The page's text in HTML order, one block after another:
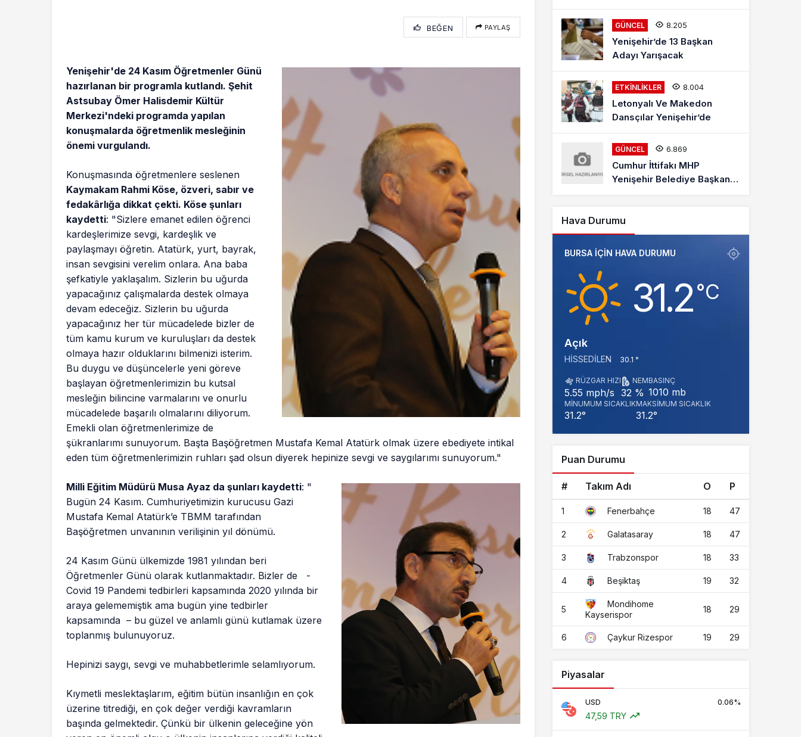
BEĞEN PAYLAŞ
Yenişehir'de 24 Kasım Öğretmenler Günü
hazırlanan bir programla kutlandı. Şehit
Astsubay Ömer Halisdemir Kültür
Merkezi'ndeki programda yapılan
konuşmalarda öğretmenlik mesleğinin
önemi vurgulandı.
Konuşmasında öğretmenlere seslenen
Kaymakam Rahmi Köse, özveri, sabır ve
fedakârlığa dikkat çekti. Köse şunları
kaydetti: "Sizlere emanet edilen öğrenci
kardeşlerimize sevgi, kardeşlik ve
paylaşmayı öğretin. Atatürk, yurt, bayrak,
insan sevgisini verelim onlara. Ana baba
şefkatiyle yaklaşalım. Sizlerin bu uğurda
yapacağınız çalışmalarda destek olmaya
devam edeceğiz. Sizlerin bu uğurda
yapacağınız her tür mücadelede bizler de
tüm kamu kurum ve kuruluşları da destek
olmaya hazır olduklarını bilmenizi isterim.
Bu duygu ve düşüncelerle yeni göreve
başlayan öğretmenlerimizin bu kutsal
mesleğin bilincine varmalarını ve onurlu
mücadelede başarılı olmalarını diliyorum.
Emekli olan öğretmenlerimize de
şükranlarımı sunuyorum. Başta Başöğretmen Mustafa Kemal Atatürk olmak üzere ebediyete intikal
eden tüm öğretmenlerimizin ruhları şad olsun diyerek hepinize sevgi ve saygılarımı sunuyorum."
Milli Eğitim Müdürü Musa Ayaz da şunları kaydetti: "
Bugün 24 Kasım. Cumhuriyetimizin kurucusu Gazi
Mustafa Kemal Atatürk’e TBMM tarafından
Başöğretmen unvanının verilişinin yıl dönümü.
​24 Kasım Günü ülkemizde 1981 yılından beri
Öğretmenler Günü olarak kutlanmaktadır. Bizler de -
Covid 19 Pandemi tedbirleri kapsamında 2020 yılında bir
araya gelememiştik ama bugün yine tedbirler
kapsamında – bu güzel ve anlamlı günü kutlamak üzere
toplanmış bulunuyoruz.
Hepinizi saygı, sevgi ve muhabbetlerimle selamlıyorum.
Kıymetli meslektaşlarım, eğitim bütün insanlığın en çok
üzerine titrediği, en çok değer verdiği kavramların
başında gelmektedir. Çünkü bir ülkenin geleceğine yön
Mehmet Kaya Röportajı
GÜNCEL 8.205
Yenişehir’de 13 Başkan
Adayı Yarışacak
ETKINLIKLER 8.004
Letonyalı Ve Makedon
Dansçılar Yenişehir’de
GÜNCEL 6.869
Cumhur İttifakı MHP
Yenişehir Belediye Başkan
Hava Durumu
BURSA IÇIN HAVA DURUMU
31.2‎°C
Açık
HISSEDILEN 30.1 °
RÜZGAR HIZI
5.55 mph/s
NEM
32 %
BASINÇ
1010 mb
MINUMUM SICAKLIK
31.2°
MAKSIMUM SICAKLIK
31.2°
Puan Durumu
# Takım Adı O P
1 Fenerbahçe 18 47
2 Galatasaray 18 47
3 Trabzonspor 18 33
4 Beşiktaş 19 32
5
Mondihome
Kayserispor
18 29
6 Çaykur Rizespor 19 29
Piyasalar
USD 0.06%
47,59 TRY